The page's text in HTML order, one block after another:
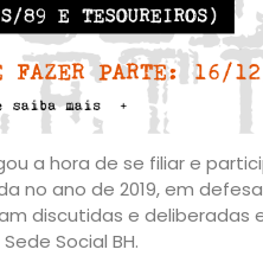
a hora de se filiar e
no ano de 2019, em
discutidas e deliberadas
Social BH.